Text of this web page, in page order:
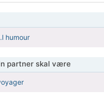
humour
partner skal være